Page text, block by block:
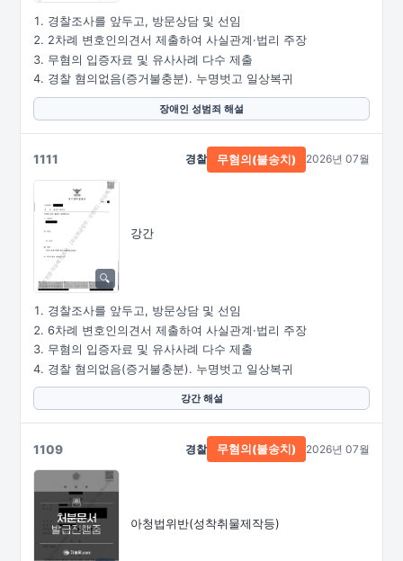
경찰조사를 앞두고, 방문상담 및 선임
2차례 변호인의견서 제출하여 사실관계·법리 주장
무혐의 입증자료 및 유사사례 다수 제출
경찰 혐의없음(증거불충분). 누명벗고 일상복귀
장애인 성범죄 해설
1111
강간
경찰 무혐의(불송치) 2026년 07월
경찰조사를 앞두고, 방문상담 및 선임
6차례 변호인의견서 제출하여 사실관계·법리 주장
무혐의 입증자료 및 유사사례 다수 제출
경찰 혐의없음(증거불충분). 누명벗고 일상복귀
강간 해설
1109
아청법위반(성착취물제작등)
경찰 무혐의(불송치) 2026년 07월